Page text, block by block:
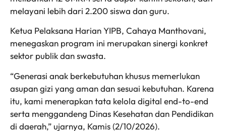
melayani lebih dari 2.200 siswa dan guru.
Ketua Pelaksana Harian YIPB, Cahaya Manthovani,
menegaskan program ini merupakan sinergi konkret
sektor publik dan swasta.
“Generasi anak berkebutuhan khusus memerlukan
asupan gizi yang aman dan sesuai kebutuhan. Karena
itu, kami menerapkan tata kelola digital end-to-end
serta menggandeng Dinas Kesehatan dan Pendidikan
di daerah,” ujarnya, Kamis (2/10/2026).